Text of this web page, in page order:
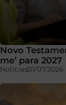
Novo
me’ para 2027
Notícias31/07/2026